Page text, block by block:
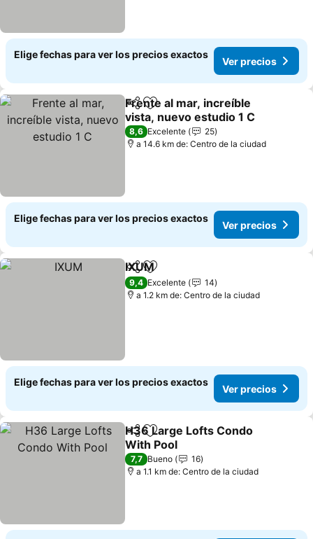
Elige fechas para ver los precios exactos
Ver precios
CompartirAgregar a favoritos
Frente al mar, increíble
vista, nuevo estudio 1 C
8,6 Excelente
25
a 14.6 km de: Centro de la ciudad
Elige fechas para ver los precios exactos
Ver precios
CompartirAgregar a favoritos
IXUM
9,4 Excelente
14
a 1.2 km de: Centro de la ciudad
Elige fechas para ver los precios exactos
Ver precios
CompartirAgregar a favoritos
H36 Large Lofts Condo
With Pool
7,7 Bueno
16
a 1.1 km de: Centro de la ciudad